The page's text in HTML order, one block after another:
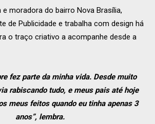
moradora do bairro Nova Brasília,
de Publicidade e trabalha com design há
o traço criativo a acompanhe desde a
fez parte da minha vida. Desde muito
rabiscando tudo, e meus pais até hoje
meus feitos quando eu tinha apenas 3
anos”, lembra.